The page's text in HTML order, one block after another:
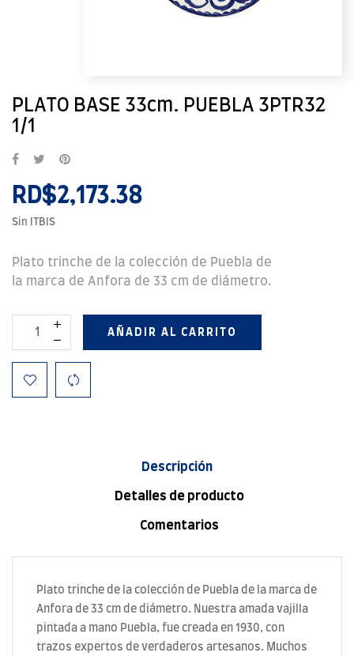
PLATO BASE 33cm. PUEBLA 3PTR32
1/1
RD$2,173.38
Sin ITBIS
Plato trinche de la colección de Puebla de
la marca de Anfora de 33 cm de diámetro.
AÑADIR AL CARRITO
Descripción
Detalles de producto
Comentarios
Plato trinche de la colección de Puebla de la marca de
Anfora de 33 cm de diámetro. Nuestra amada vajilla
pintada a mano Puebla, fue creada en 1930, con
trazos expertos de verdaderos artesanos. Muchos